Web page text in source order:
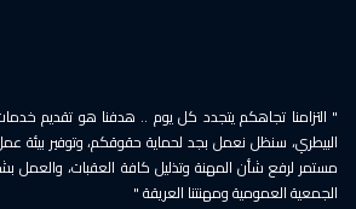
" التزامنا تجاهكم يتجدد كل يوم .. هدفنا هو تقديم خدمات
البيطري، سنظل نعمل بجد لحماية حقوقكم، وتوفير بيئة
مستمر لرفع شأن المهنة وتذليل كافة العقبات، والعمل
الجمعية العمومية ومهنتنا العريقة "